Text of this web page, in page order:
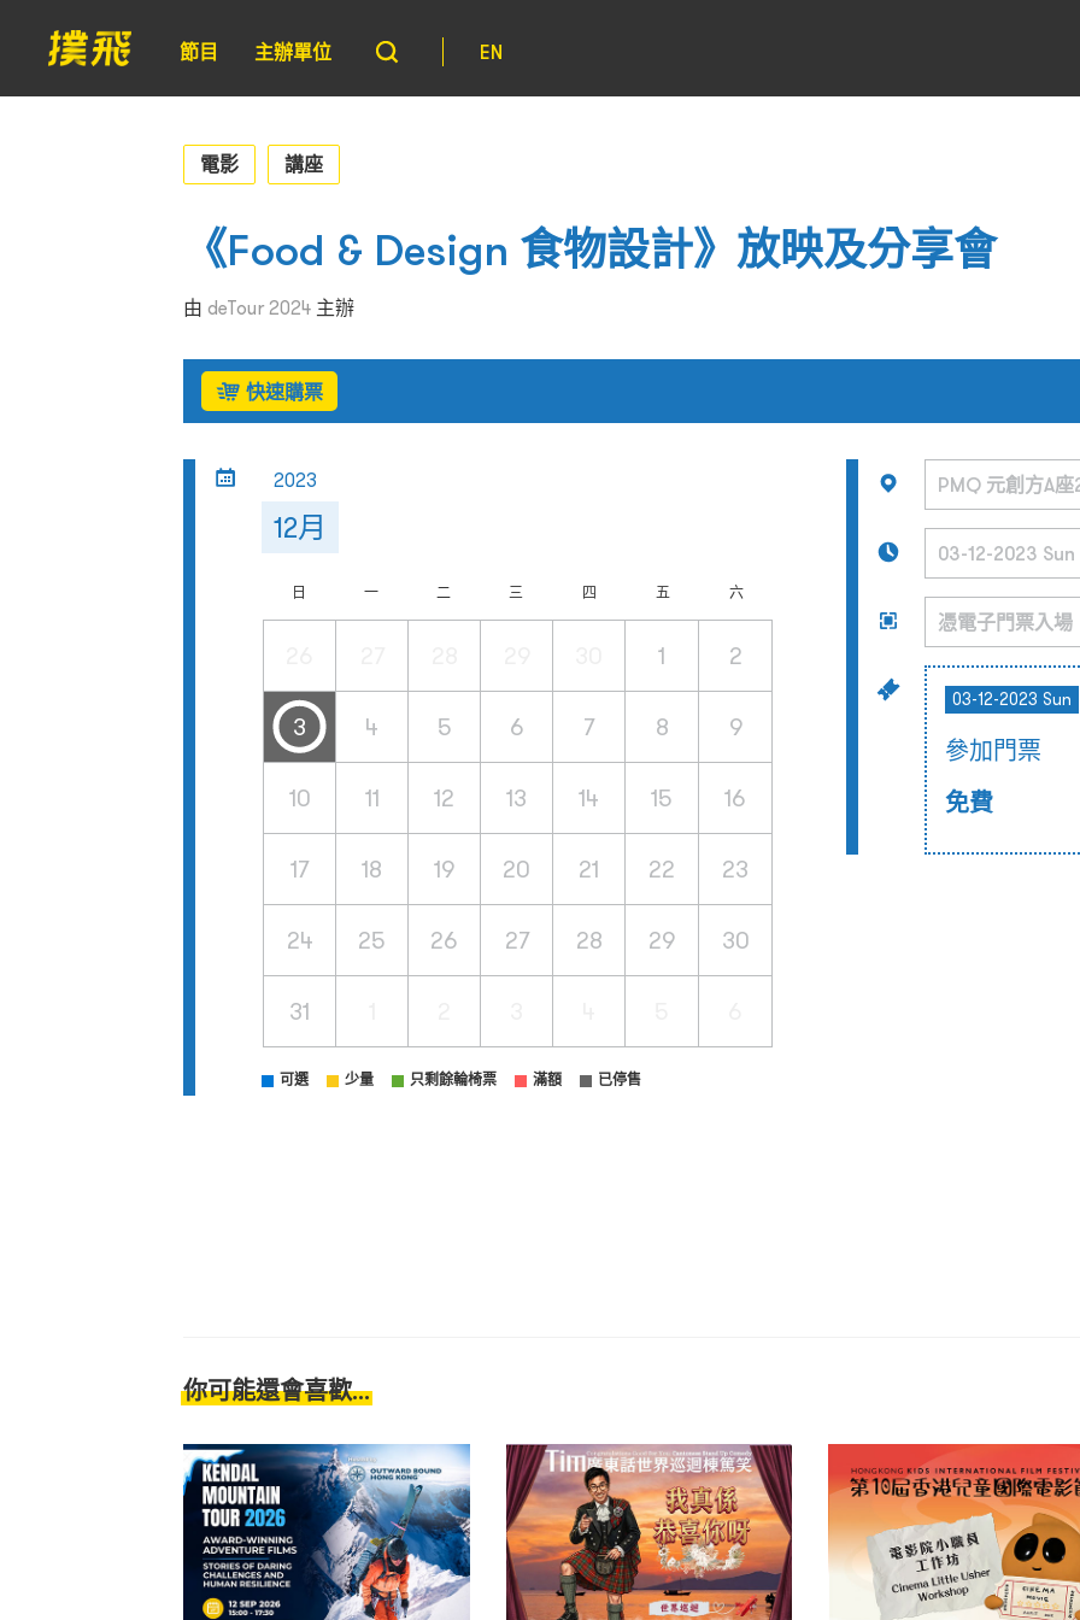
節目 主辦單位 EN
電影 講座
《Food & Design 食物設計》放映及分享會
由 deTour 2024 主辦
快速購票
2023
12月
日 一 二 三 四 五 六
1 2
3 4 5 6 7 8 9
10 11 12 13 14 15 16
17 18 19 20 21 22 23
24 25 26 27 28 29 30
31
可選 少量 只剩餘輪椅票 滿額 已停售
03-12-2023 Sun
參加門票
免費
你可能還會喜歡...